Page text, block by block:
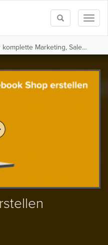
Toggle
search
Digitales Marketing von A-Z: Der komplette Marketing, Sales Funnel und SEO Kurs